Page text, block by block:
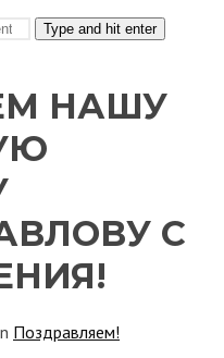
Type and hit enter
НАШУ
С
Поздравляем!